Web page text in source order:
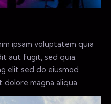
ipsam voluptatem quia
aut fugit, sed quia.
elit sed do eiusmod
magna aliqua.